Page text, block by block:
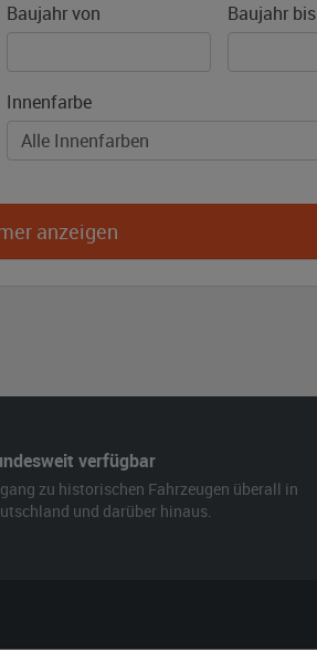
Baujahr von Baujahr bis
Innenfarbe
anzeigen
verfügbar
zu historischen Fahrzeugen überall in
und darüber hinaus.